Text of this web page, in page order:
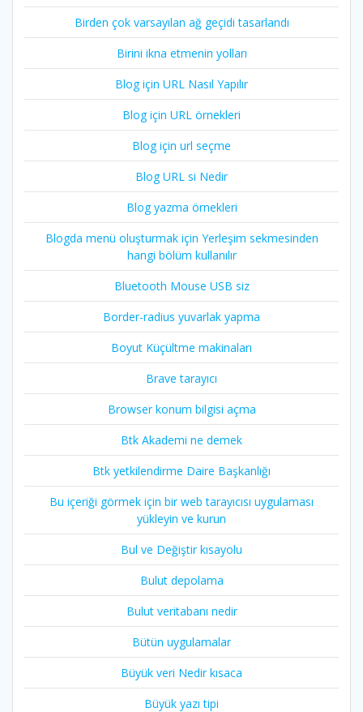
Birden çok varsayılan ağ geçidi tasarlandı
Birini ikna etmenin yolları
Blog için URL Nasıl Yapılır
Blog için URL örnekleri
Blog için url seçme
Blog URL si Nedir
Blog yazma örnekleri
Blogda menü oluşturmak için Yerleşim sekmesinden
hangi bölüm kullanılır
Bluetooth Mouse USB siz
Border-radius yuvarlak yapma
Boyut Küçültme makinaları
Brave tarayıcı
Browser konum bilgisi açma
Btk Akademi ne demek
Btk yetkilendirme Daire Başkanlığı
Bu içeriği görmek için bir web tarayıcısı uygulaması
yükleyin ve kurun
Bul ve Değiştir kısayolu
Bulut depolama
Bulut veritabanı nedir
Bütün uygulamalar
Büyük veri Nedir kısaca
Büyük yazı tipi